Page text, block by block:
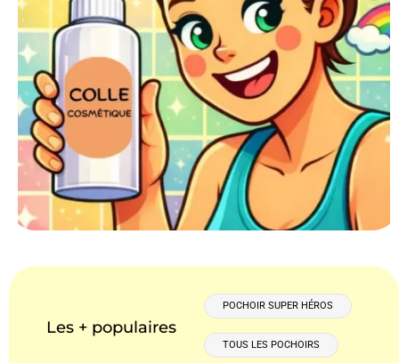
Les + populaires
POCHOIR SUPER HÉROS
TOUS LES POCHOIRS